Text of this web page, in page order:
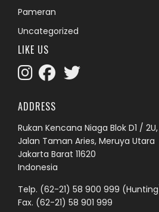
Pameran
Uncategorized
LIKE US
ADDRESS
Rukan Kencana Niaga Blok D1 /
Jalan Taman Aries, Meruya Utara
Jakarta Barat 11620
Indonesia
Telp. (62-21) 58 900 999
Fax. (62-21) 58 901 999